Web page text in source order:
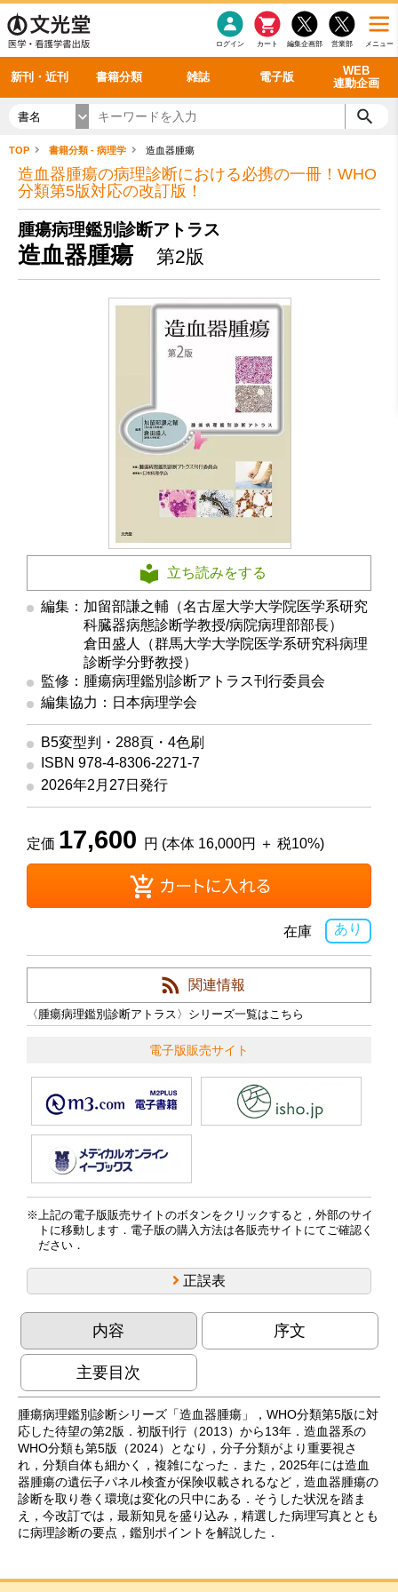
メニュー
営業部
編集企画部
カート
ログイン
新刊・近刊 書籍分類 雑誌 電子版
WEB
連動企画
感染症 老年医学
看護・介護
呼吸器
循環器
シリーズ一覧
雑誌投稿規定
理学療法
雑誌案内・年間購読 最新号 バックナンバー
電子書籍
電子雑誌
書籍「データに基づく臨床動作分析」WEB動画
書籍「眼手術学」WEB動画
書籍「神経症候学 II 改訂第二版」 WEB動画
新刊一覧
今後の発行予定
書名
TOP 書籍分類 - 病理学 造血器腫瘍
造血器腫瘍の病理診断における必携の一冊！WHO
分類第5版対応の改訂版！
腫瘍病理鑑別診断アトラス
造血器腫瘍 第2版
立ち読みをする
編集：加留部謙之輔（名古屋大学大学院医学系研究
科臓器病態診断学教授/病院病理部部長）
倉田盛人（群馬大学大学院医学系研究科病理
診断学分野教授）
監修：腫瘍病理鑑別診断アトラス刊行委員会
編集協力：日本病理学会
B5変型判・288頁・4色刷
ISBN 978-4-8306-2271-7
2026年2月27日発行
定価 17,600 円 (本体 16,000円 ＋ 税10%)
あり
在庫
関連情報
〈腫瘍病理鑑別診断アトラス〉シリーズ一覧はこちら
電子版販売サイト
上記の電子版販売サイトのボタンをクリックすると，外部のサイ
トに移動します．電子版の購入方法は各販売サイトにてご確認く
ださい．
正誤表
内容 序文
主要目次
腫瘍病理鑑別診断シリーズ「造血器腫瘍」，WHO分類第5版に対
応した待望の第2版．初版刊行（2013）から13年．造血器系の
WHO分類も第5版（2024）となり，分子分類がより重要視さ
れ，分類自体も細かく，複雑になった．また，2025年には造血
器腫瘍の遺伝子パネル検査が保険収載されるなど，造血器腫瘍の
診断を取り巻く環境は変化の只中にある．そうした状況を踏ま
え，今改訂では，最新知見を盛り込み，精選した病理写真ととも
に病理診断の要点，鑑別ポイントを解説した．